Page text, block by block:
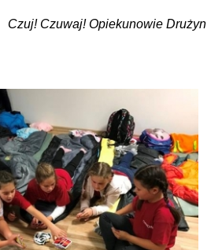
Czuj! Czuwaj! Opiekunowie Drużyn